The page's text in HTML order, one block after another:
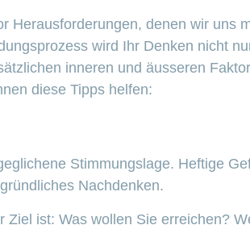
Herausforderungen, denen wir uns
wird Ihr Denken nicht
inneren und äusseren
diese Tipps helfen:
Stimmungslage. Heftige
Nachdenken.
Ziel ist: Was wollen Sie erreichen?